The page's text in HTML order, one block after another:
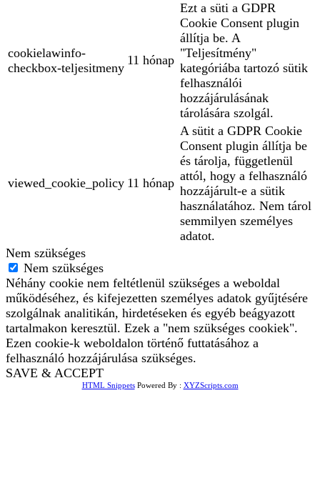
cookielawinfo-
checkbox-teljesitmeny
11 hónap
Ezt a süti a GDPR
Cookie Consent plugin
állítja be. A
"Teljesítmény"
kategóriába tartozó sütik
felhasználói
hozzájárulásának
tárolására szolgál.
viewed_cookie_policy 11 hónap
A sütit a GDPR Cookie
Consent plugin állítja be
és tárolja, függetlenül
attól, hogy a felhasználó
hozzájárult-e a sütik
használatához. Nem tárol
semmilyen személyes
adatot.
Nem szükséges
Nem szükséges
Néhány cookie nem feltétlenül szükséges a weboldal
működéséhez, és kifejezetten személyes adatok gyűjtésére
szolgálnak analitikán, hirdetéseken és egyéb beágyazott
tartalmakon keresztül. Ezek a "nem szükséges cookiek".
Ezen cookie-k weboldalon történő futtatásához a
felhasználó hozzájárulása szükséges.
SAVE & ACCEPT
HTML SnippetsPowered By : XYZScripts.com